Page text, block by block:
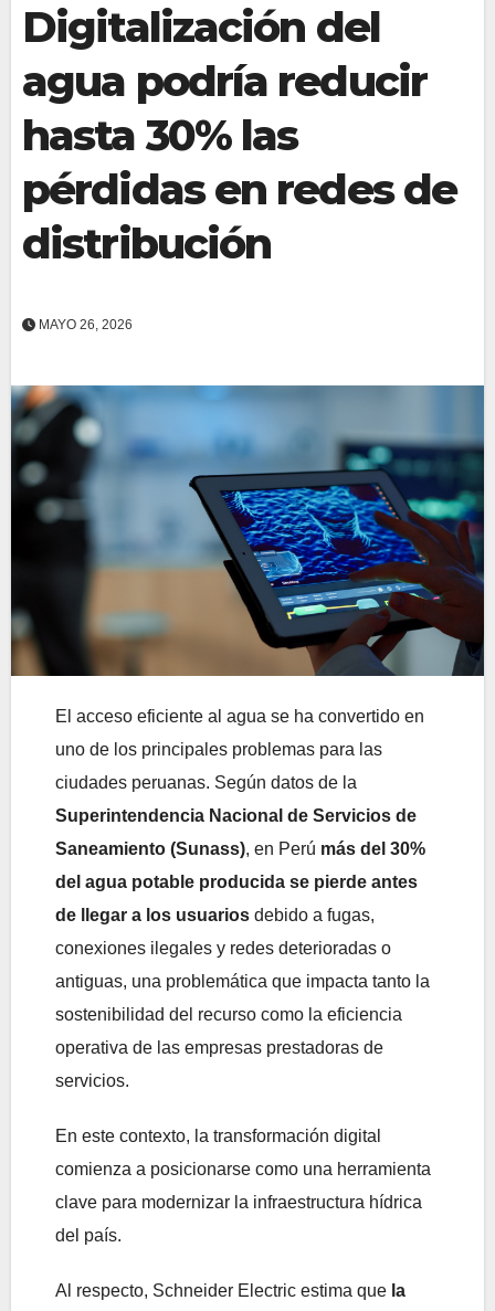
Digitalización del
agua podría reducir
hasta 30% las
pérdidas en redes de
distribución
MAYO 26, 2026
El acceso eficiente al agua se ha convertido en
uno de los principales problemas para las
ciudades peruanas. Según datos de la
Superintendencia Nacional de Servicios de
Saneamiento (Sunass), en Perú más del 30%
del agua potable producida se pierde antes
de llegar a los usuarios debido a fugas,
conexiones ilegales y redes deterioradas o
antiguas, una problemática que impacta tanto la
sostenibilidad del recurso como la eficiencia
operativa de las empresas prestadoras de
servicios.
En este contexto, la transformación digital
comienza a posicionarse como una herramienta
clave para modernizar la infraestructura hídrica
del país.
Al respecto, Schneider Electric estima que la